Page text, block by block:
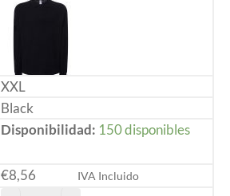
XXL
Black
Disponibilidad: 150 disponibles
€8,56 IVA Incluido